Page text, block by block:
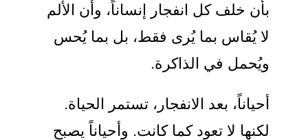
بأن خلف كل انفجار إنساناً، وأن الألم
لا يُقاس بما يُرى فقط، بل بما يُحس
ويُحمل في الذاكرة.
أحياناً، بعد الانفجار، تستمر الحياة.
لكنها لا تعود كما كانت. وأحياناً يصبح